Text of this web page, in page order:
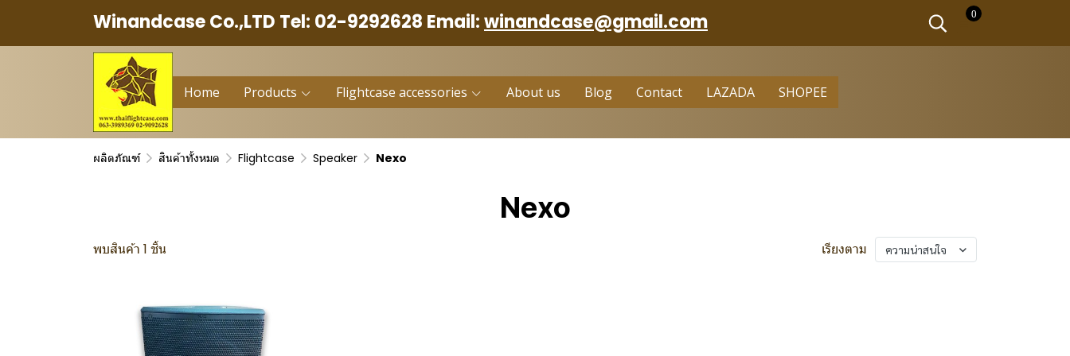
Winandcase Co.,LTD Tel: 02-9292628 Email:winandcase@gmail.com 0
Home Products Flightcase accessories About us Blog Contact LAZADA SHOPEE
ผลิตภัณฑ์ สินค้าทั้งหมด Flightcase Speaker Nexo
Nexo
พบสินค้า 1 ชิ้น เรียงตาม ความน่าสนใจ